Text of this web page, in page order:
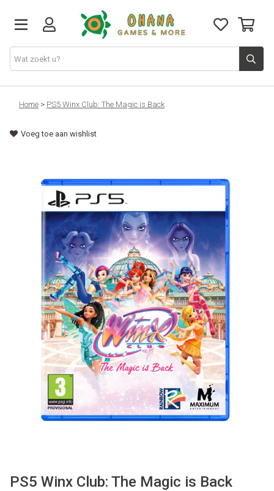
TCG
Merch
PlayStation
Nintendo
Used
Accessoires
Board Games
Cadeaubon
Home > PS5 Winx Club: The Magic is Back
Voeg toe aan wishlist
PS5 Winx Club: The Magic is Back